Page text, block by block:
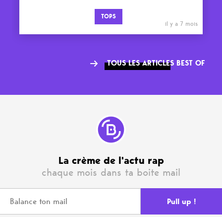
TOPS
il y a 7 mois
TOUS LES ARTICLES BEST OF
La crème de l'actu rap
chaque mois dans ta boite mail